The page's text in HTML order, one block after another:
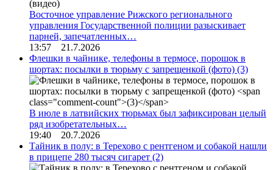
Восточное управление Рижского регионального
управления Государственной полиции разыскивает
парней, запечатленных…
13:57 21.7.2026
Флешки в чайнике, телефоны в термосе, порошок в
шортах: посылки в тюрьму с запрещенкой (фото) (3)
В июле в латвийских тюрьмах был зафиксирован целый
ряд изобретательных…
19:40 20.7.2026
Тайник в полу: в Терехово с рентгеном и собакой нашли
в прицепе 280 тысяч сигарет (2)